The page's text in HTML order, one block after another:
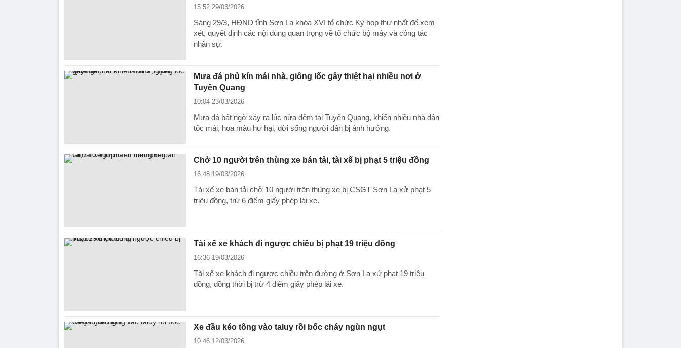
15:52 29/03/2026
Sáng 29/3, HĐND tỉnh Sơn La khóa XVI tổ chức Kỳ họp thứ nhất để xem
xét, quyết định các nội dung quan trọng về tổ chức bộ máy và công tác
nhân sự.
Mưa đá phủ kín mái nhà, giông lốc gây thiệt hại nhiều nơi ở
Tuyên Quang
10:04 23/03/2026
Mưa đá bất ngờ xảy ra lúc nửa đêm tại Tuyên Quang, khiến nhiều nhà dân
tốc mái, hoa màu hư hại, đời sống người dân bị ảnh hưởng.
Chở 10 người trên thùng xe bán tải, tài xế bị phạt 5 triệu đồng
16:48 19/03/2026
Tài xế xe bán tải chở 10 người trên thùng xe bị CSGT Sơn La xử phạt 5
triệu đồng, trừ 6 điểm giấy phép lái xe.
Tài xế xe khách đi ngược chiều bị phạt 19 triệu đồng
16:36 19/03/2026
Tài xế xe khách đi ngược chiều trên đường ở Sơn La xử phạt 19 triệu
đồng, đồng thời bị trừ 4 điểm giấy phép lái xe.
Xe đầu kéo tông vào taluy rồi bốc cháy ngùn ngụt
10:46 12/03/2026